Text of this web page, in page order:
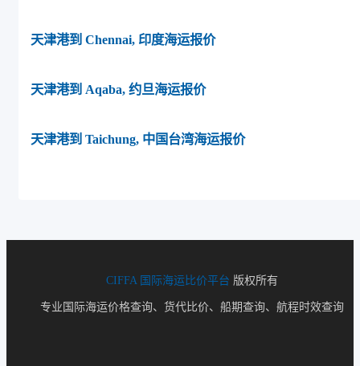
天津港到 Chennai, 印度海运报价
天津港到 Aqaba, 约旦海运报价
天津港到 Taichung, 中国台湾海运报价
CIFFA 国际海运比价平台 版权所有
专业国际海运价格查询、货代比价、船期查询、航程时效查询